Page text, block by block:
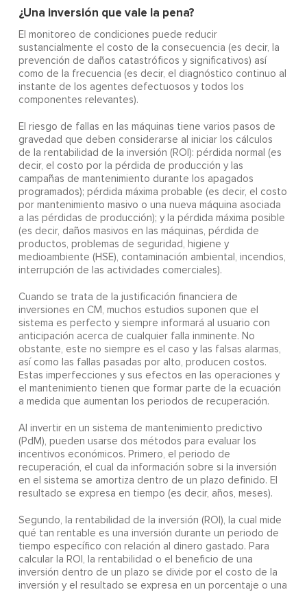
¿Una inversión que vale la pena?
El monitoreo de condiciones puede reducir
sustancialmente el costo de la consecuencia (es decir, la
prevención de daños catastróficos y significativos) así
como de la frecuencia (es decir, el diagnóstico continuo al
instante de los agentes defectuosos y todos los
componentes relevantes).
El riesgo de fallas en las máquinas tiene varios pasos de
gravedad que deben considerarse al iniciar los cálculos
de la rentabilidad de la inversión (ROI): pérdida normal (es
decir, el costo por la pérdida de producción y las
campañas de mantenimiento durante los apagados
programados); pérdida máxima probable (es decir, el costo
por mantenimiento masivo o una nueva máquina asociada
a las pérdidas de producción); y la pérdida máxima posible
(es decir, daños masivos en las máquinas, pérdida de
productos, problemas de seguridad, higiene y
medioambiente (HSE), contaminación ambiental, incendios,
interrupción de las actividades comerciales).
Cuando se trata de la justificación financiera de
inversiones en CM, muchos estudios suponen que el
sistema es perfecto y siempre informará al usuario con
anticipación acerca de cualquier falla inminente. No
obstante, este no siempre es el caso y las falsas alarmas,
así como las fallas pasadas por alto, producen costos.
Estas imperfecciones y sus efectos en las operaciones y
el mantenimiento tienen que formar parte de la ecuación
a medida que aumentan los periodos de recuperación.
Al invertir en un sistema de mantenimiento predictivo
(PdM), pueden usarse dos métodos para evaluar los
incentivos económicos. Primero, el periodo de
recuperación, el cual da información sobre si la inversión
en el sistema se amortiza dentro de un plazo definido. El
resultado se expresa en tiempo (es decir, años, meses).
Segundo, la rentabilidad de la inversión (ROI), la cual mide
qué tan rentable es una inversión durante un periodo de
tiempo específico con relación al dinero gastado. Para
calcular la ROI, la rentabilidad o el beneficio de una
inversión dentro de un plazo se divide por el costo de la
inversión y el resultado se expresa en un porcentaje o una